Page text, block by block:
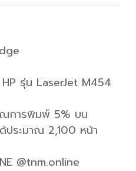
รุ่น LaserJet M454
การพิมพ์ 5% บน
ประมาณ 2,100 หน้า
@tnm.online